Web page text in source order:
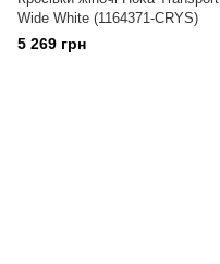
Wide White (1164371-CRYS)
5 269 грн